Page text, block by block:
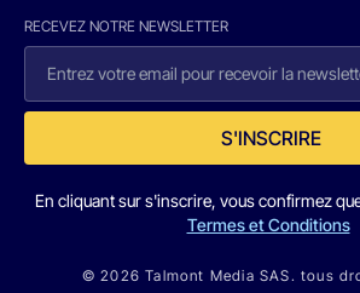
RECEVEZ NOTRE NEWSLETTER
S'INSCRIRE
En cliquant sur s'inscrire, vous confirmez
Termes et Conditions
© 2026 Talmont Media SAS. tous